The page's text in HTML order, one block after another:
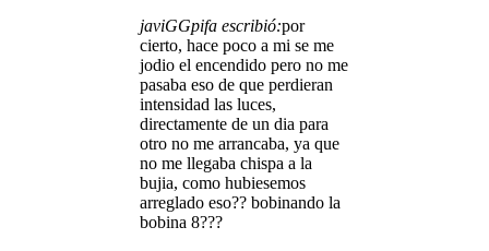
javiGGpifa escribió:por
cierto, hace poco a mi se me
jodio el encendido pero no me
pasaba eso de que perdieran
intensidad las luces,
directamente de un dia para
otro no me arrancaba, ya que
no me llegaba chispa a la
bujia, como hubiesemos
arreglado eso?? bobinando la
bobina 8???